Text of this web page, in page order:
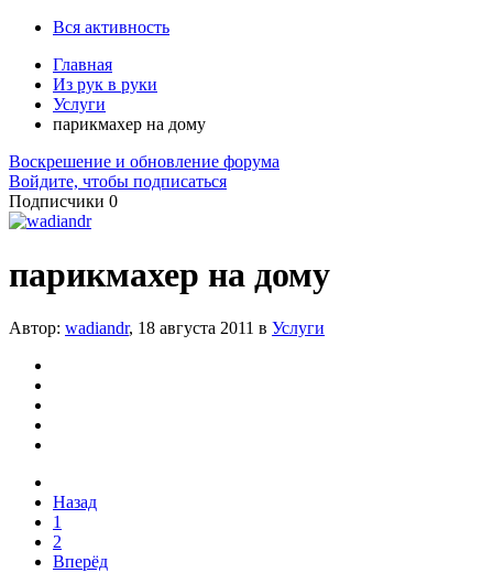
Вся активность
Главная
Из рук в руки
Услуги
парикмахер на дому
Воскрешение и обновление форума
Войдите, чтобы подписаться
Подписчики 0
парикмахер на дому
Автор: wadiandr, 18 августа 2011 в Услуги
Назад
1
2
Вперёд